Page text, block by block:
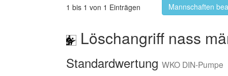
1 bis 1 von 1 Einträgen
Mannschaften
Löschangriff nass
Standardwertung WKO DIN-Pumpe